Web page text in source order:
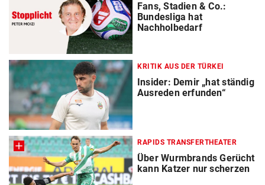
Fans, Stadien & Co.:
Bundesliga hat
Nachholbedarf
KRITIK AUS DER TÜRKEI
Insider: Demir „hat ständig
Ausreden erfunden“
RAPIDS TRANSFERTHEATER
Über Wurmbrands Gerücht
kann Katzer nur scherzen